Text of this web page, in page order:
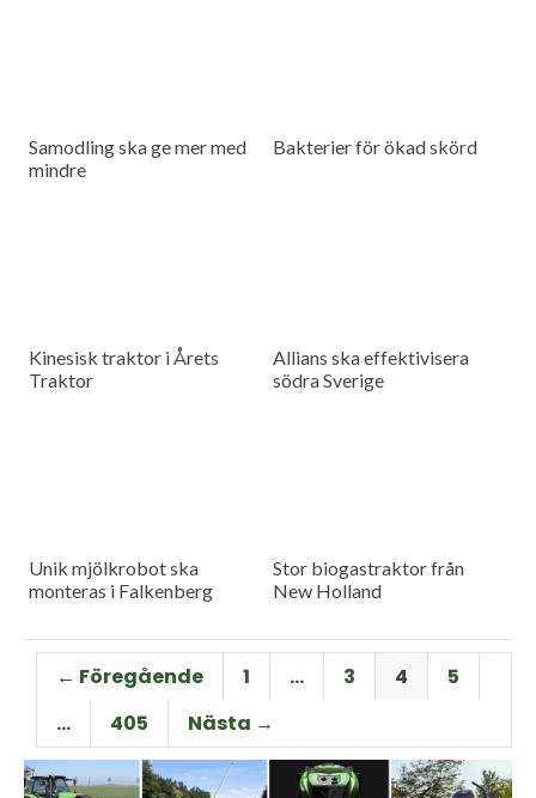
Samodling ska ge mer med
mindre
Bakterier för ökad skörd
Kinesisk traktor i Årets
Traktor
Allians ska effektivisera
södra Sverige
Unik mjölkrobot ska
monteras i Falkenberg
Stor biogastraktor från
New Holland
← Föregående 1 … 3 4
5
…
405 Nästa →